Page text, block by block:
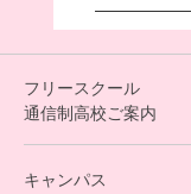
フリースクール
通信制高校ご案内
キャンパス